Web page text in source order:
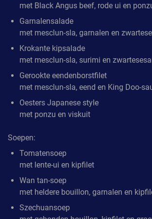
met Black Angus beef, rode ui en
Garnalensalade
met mesclun-sla, garnalen en
Krokante kipsalade
met mesclun-sla, surimi en
Gerookte eendenborstfilet
met mesclun-sla, eend en King Doo-
Oesters Japanese style
met ponzu en viskuit
Soepen:
Tomatensoep
met lente-ui en kipfilet
Wan tan-soep
met heldere bouillon, garnalen en
Szechuansoep